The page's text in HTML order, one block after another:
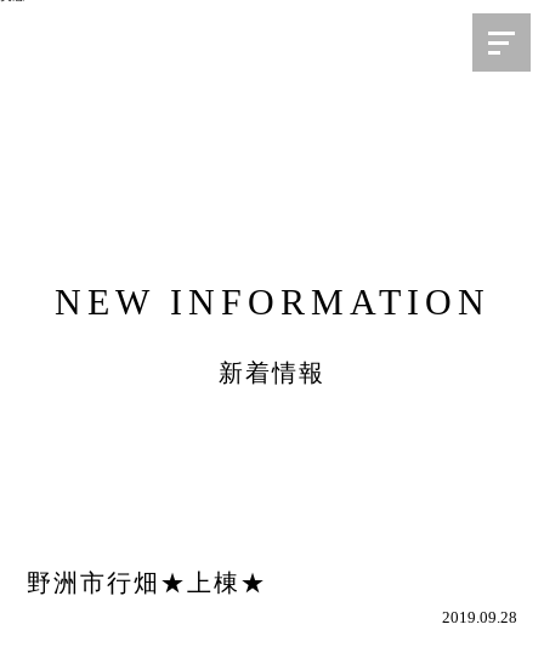
NEW INFORMATION
新着情報
野洲市行畑★上棟★
2019.09.28